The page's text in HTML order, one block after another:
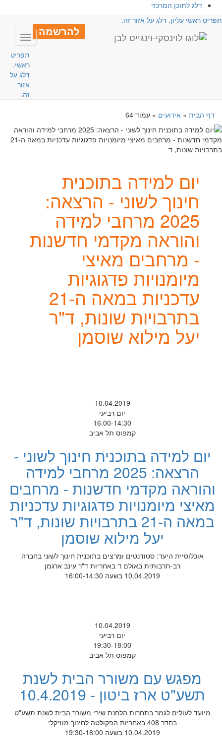
דלג לתוכן המרכזי
ראשי עליון. דלג על אזור זה.
להרשמה
Toggle
תפריט
ראשי.
דלג על
אזור
זה.
דף הבית» אירועים» עמוד 64
יום למידה בתוכנית
חינוך לשוני - הרצאה:
2025 מרחבי למידה
והוראה מקדמי חדשנות
- מרחבים מאיצי
מיומנויות פדגוגיות
עדכניות במאה ה-21
בתרבויות שונות, ד"ר
יעל מילוא שוסמן
10.04.2019
יום רביעי
16:00-14:30
קמפוס תל אביב
יום למידה בתוכנית חינוך לשוני -
הרצאה: 2025 מרחבי למידה
והוראה מקדמי חדשנות - מרחבים
מאיצי מיומנויות פדגוגיות עדכניות
במאה ה-21 בתרבויות שונות, ד"ר
יעל מילוא שוסמן
אוכלוסיית היעד: סטודנטים ומרצים בתוכנית חינוך לשוני בחברה
רב-תרבותית באולם ד באחריות ד"ר עינב ארגמן
10.04.2019 בשעה 16:00-14:30
10.04.2019
יום רביעי
19:30-18:00
קמפוס תל אביב
מפגש עם משורר הבית לשנת
תשע"ט ארז ביטון - 10.4.2019
מיועד לעולים לגמר בתחרות הלחנת שירי משורר הבית לשנת תשע"ט
בחדר 408 באחריות הפקולטה לחינוך מוזיקלי
10.04.2019 בשעה 19:30-18:00